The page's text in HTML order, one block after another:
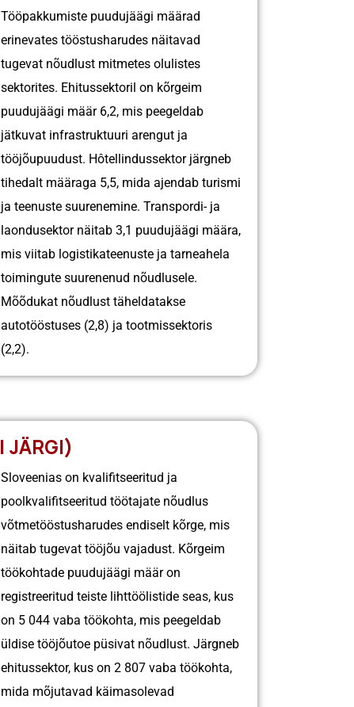
Tööpakkumiste puudujäägi määrad
erinevates tööstusharudes näitavad
tugevat nõudlust mitmetes olulistes
sektorites. Ehitussektoril on kõrgeim
puudujäägi määr 6,2, mis peegeldab
jätkuvat infrastruktuuri arengut ja
tööjõupuudust. Hôtellindussektor järgneb
tihedalt määraga 5,5, mida ajendab turismi
ja teenuste suurenemine. Transpordi- ja
laondusektor näitab 3,1 puudujäägi määra,
mis viitab logistikateenuste ja tarneahela
toimingute suurenenud nõudlusele.
Mõõdukat nõudlust täheldatakse
autotööstuses (2,8) ja tootmissektoris
(2,2).
JÄRGI)
Sloveenias on kvalifitseeritud ja
poolkvalifitseeritud töötajate nõudlus
võtmetööstusharudes endiselt kõrge, mis
näitab tugevat tööjõu vajadust. Kõrgeim
töökohtade puudujäägi määr on
registreeritud teiste lihttöölistide seas, kus
on 5 044 vaba töökohta, mis peegeldab
üldise tööjõutoe püsivat nõudlust. Järgneb
ehitussektor, kus on 2 807 vaba töökohta,
mida mõjutavad käimasolevad